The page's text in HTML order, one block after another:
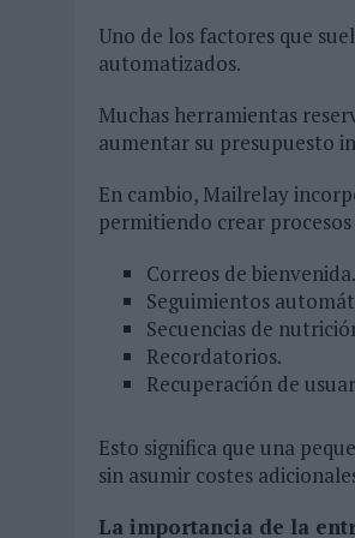
Uno de los factores que
automatizados.
Muchas herramientas
aumentar su presupuesto
En cambio, Mailrelay
permitiendo crear
Correos de bienvenida.
Seguimientos
Secuencias de
Recordatorios.
Recuperación de
Esto significa que una
sin asumir costes
La importancia de la